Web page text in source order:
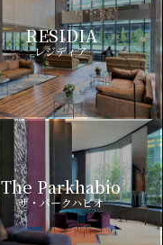
RESIDIA
レジディア
The Parkhabio
ザ・パークハビオ